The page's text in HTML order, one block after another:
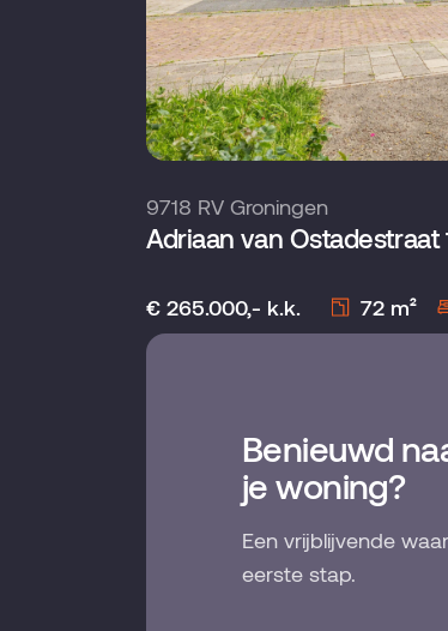
9718 RV Groningen
Adriaan van Ostadestraat
€ 265.000,- k.k. 72 m²
Benieuwd
je woning?
Een vrijblijvende
eerste stap.